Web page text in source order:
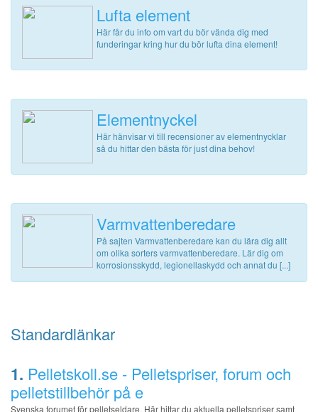
Lufta element
Här får du info om vart du bör vända dig med
funderingar kring hur du bör lufta dina element!
Elementnyckel
Här hänvisar vi till recensioner av elementnycklar
så du hittar den bästa för just dina behov!
Varmvattenberedare
På sajten Varmvattenberedare kan du lära dig allt
om olika sorters varmvattenberedare. Lär dig om
korrosionsskydd, legionellaskydd och annat du [...]
Standardlänkar
1. Pelletskoll.se - Pelletspriser, forum och
pelletstillbehör på e
Svenska forumet för pelletseldare. Här hittar du aktuella pelletspriser samt